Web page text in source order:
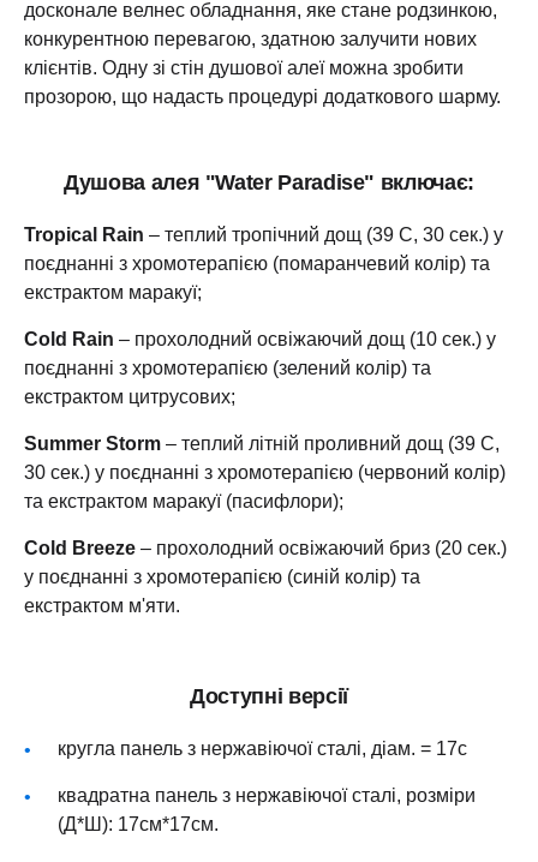
досконале велнес обладнання, яке стане родзинкою,
конкурентною перевагою, здатною залучити нових
клієнтів. Одну зі стін душової алеї можна зробити
прозорою, що надасть процедурі додаткового шарму.
Душова алея "Water Paradise" включає:
Tropical Rain – теплий тропічний дощ (39 С, 30 сек.) у
поєднанні з хромотерапією (помаранчевий колір) та
екстрактом маракуї;
Cold Rain – прохолодний освіжаючий дощ (10 сек.) у
поєднанні з хромотерапією (зелений колір) та
екстрактом цитрусових;
Summer Storm – теплий літній проливний дощ (39 С,
30 сек.) у поєднанні з хромотерапією (червоний колір)
та екстрактом маракуї (пасифлори);
Cold Breeze – прохолодний освіжаючий бриз (20 сек.)
у поєднанні з хромотерапією (синій колір) та
екстрактом м'яти.
Доступні версії
кругла панель з нержавіючої сталі, діам. = 17с
квадратна панель з нержавіючої сталі, розміри
(Д*Ш): 17см*17см.